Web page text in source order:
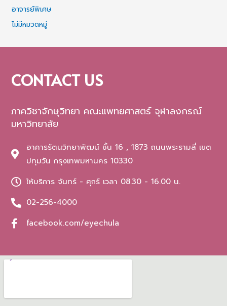
อาจารย์พิเศษ
ไม่มีหมวดหมู่
CONTACT US
ภาควิชาจักษุวิทยา คณะแพทยศาสตร์ จุฬาลงกรณ์
มหาวิทยาลัย
อาคารรัตนวิทยาพัฒน์ ชั้น 16 , 1873 ถนนพระรามสี่ เขต
ปทุมวัน กรุงเทพมหานคร 10330
ให้บริการ จันทร์ - ศุกร์ เวลา 08.30 - 16.00 น.
02-256-4000
facebook.com/eyechula